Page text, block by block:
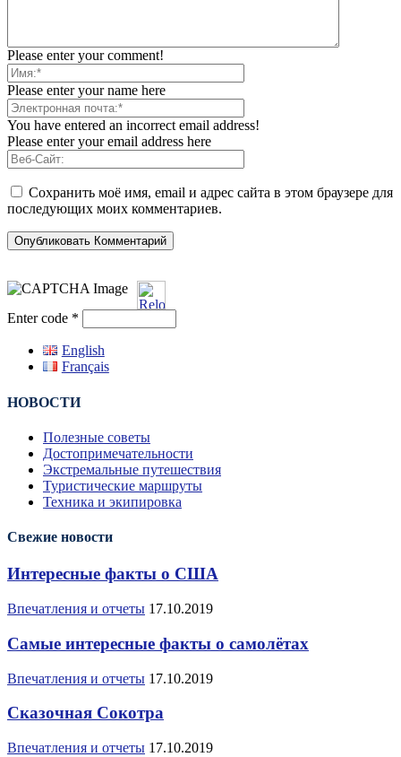
Please enter your comment!
Please enter your name here
You have entered an incorrect email address!
Please enter your email address here
Сохранить моё имя, email и адрес сайта в этом браузере для
последующих моих комментариев.
Enter code *
English
Français
НОВОСТИ
Полезные советы
Достопримечательности
Экстремальные путешествия
Туристические маршруты
Техника и экипировка
Свежие новости
Интересные факты о США
Впечатления и отчеты 17.10.2019
Самые интересные факты о самолётах
Впечатления и отчеты 17.10.2019
Сказочная Сокотра
Впечатления и отчеты 17.10.2019